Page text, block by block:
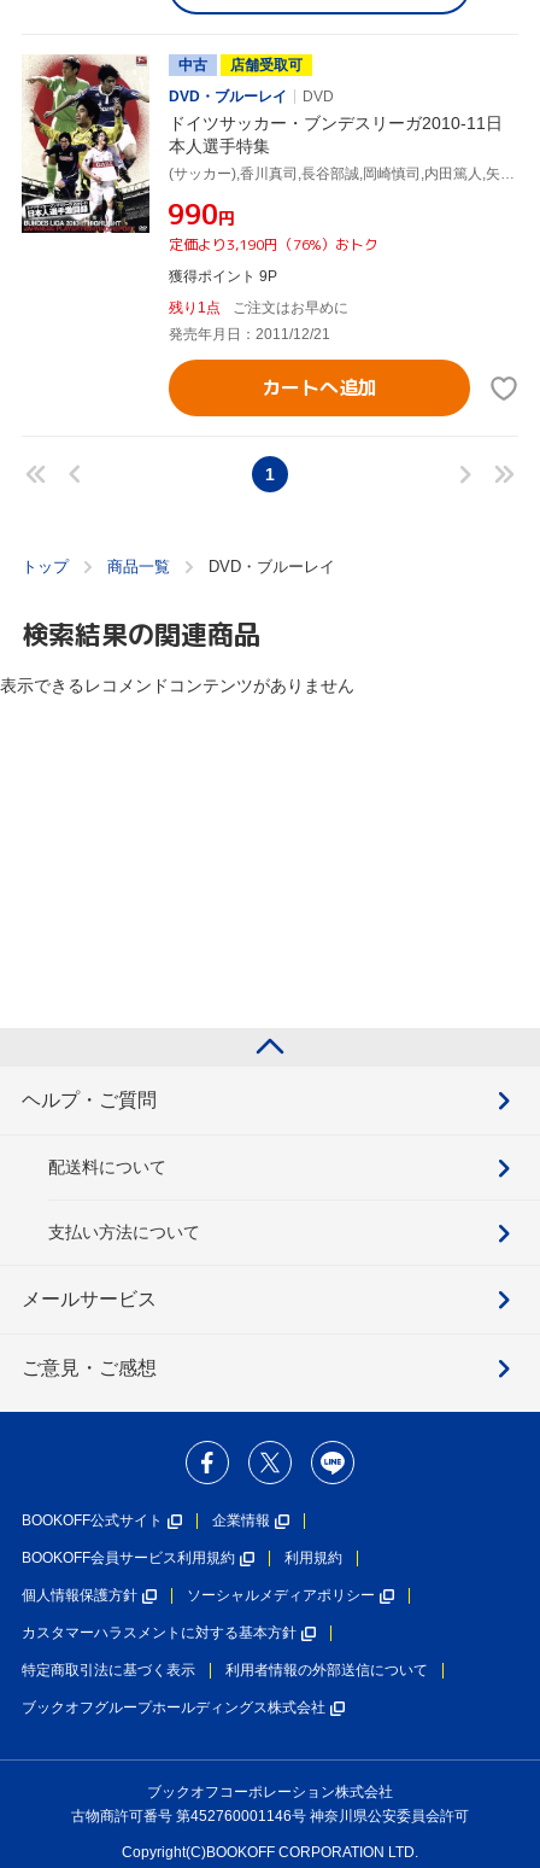
中古
店舗受取可
DVD・ブルーレイ
DVD
ドイツサッカー・ブンデスリーガ2010-11日
本人選手特集
(サッカー),香川真司,長谷部誠,岡崎慎司,内田篤人,矢野貴章,青嶋達也(ナレーション)
¥990円
定価より3,190円（76%）おトク
獲得ポイント 9P
残り1点
ご注文はお早めに
発売年月日：2011/12/21
カートへ追加
1
トップ 商品一覧 DVD・ブルーレイ
検索結果の関連商品
表示できるレコメンドコンテンツがありません
ヘルプ・ご質問
配送料について
支払い方法について
メールサービス
ご意見・ご感想
BOOKOFF公式サイト 企業情報
BOOKOFF会員サービス利用規約 利用規約
個人情報保護方針 ソーシャルメディアポリシー
カスタマーハラスメントに対する基本方針
特定商取引法に基づく表示 利用者情報の外部送信について
ブックオフグループホールディングス株式会社
ブックオフコーポレーション株式会社
古物商許可番号 第452760001146号 神奈川県公安委員会許可
Copyright(C)BOOKOFF CORPORATION LTD.